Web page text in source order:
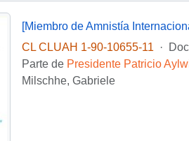
CL CLUAH 1-90-10655-11
·
Parte de Presidente Patricio
Milschhe, Gabriele